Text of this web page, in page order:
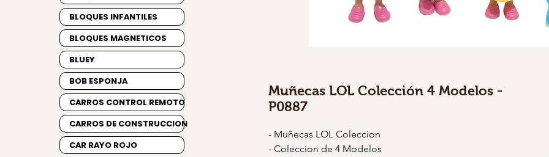
Muñecas LOL Colección 4 Modelos -
P0887
- Muñecas LOL Coleccion
- Coleccion de 4 Modelos
BLOQUES INFANTILES
BLOQUES MAGNETICOS
BLUEY
BOB ESPONJA
CARROS CONTROL REMOTO
CARROS DE CONSTRUCCION
CAR RAYO ROJO